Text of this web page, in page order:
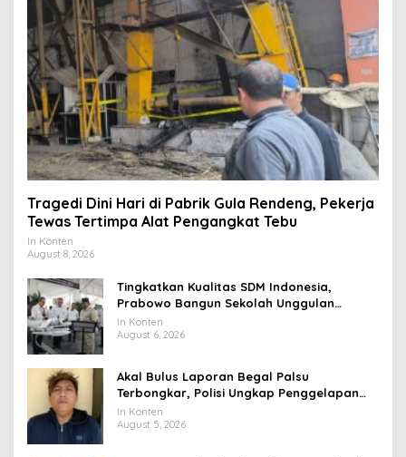
Tragedi Dini Hari di Pabrik Gula Rendeng, Pekerja
Tewas Tertimpa Alat Pengangkat Tebu
In Konten
August 8, 2026
Tingkatkan Kualitas SDM Indonesia,
Prabowo Bangun Sekolah Unggulan
hingga Undang Universitas Terbaik Dunia
In Konten
August 6, 2026
Akal Bulus Laporan Begal Palsu
Terbongkar, Polisi Ungkap Penggelapan
Uang Perusahaan untuk Crypto
In Konten
August 5, 2026